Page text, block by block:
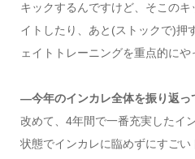
キックするんですけど、そこの
イトしたり、あと(ストックで)押
ェイトトレーニングを重点的にや
―今年のインカレ全体を振り返っ
改めて、4年間で一番充実したイ
状態でインカレに臨めずにすご